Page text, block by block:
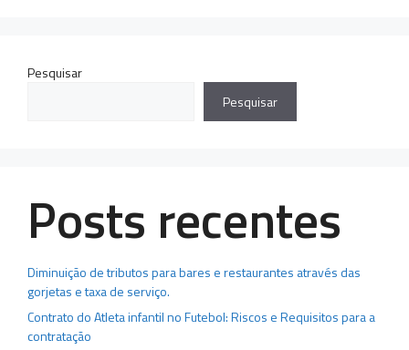
Pesquisar
Pesquisar
Posts recentes
Diminuição de tributos para bares e restaurantes através das
gorjetas e taxa de serviço.
Contrato do Atleta infantil no Futebol: Riscos e Requisitos para a
contratação